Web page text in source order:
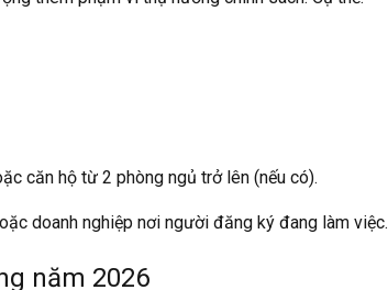
căn hộ từ 2 phòng ngủ trở lên (nếu có).
doanh nghiệp nơi người đăng ký đang làm việc.
năm 2026